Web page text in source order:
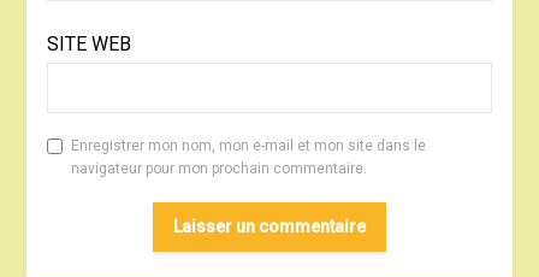
SITE WEB
Enregistrer mon nom, mon e-mail et mon site dans le
navigateur pour mon prochain commentaire.